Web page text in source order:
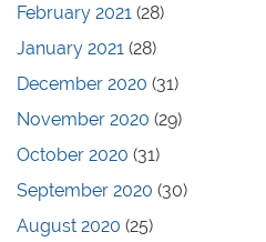
February 2021 (28)
January 2021 (28)
December 2020 (31)
November 2020 (29)
October 2020 (31)
September 2020 (30)
August 2020 (25)